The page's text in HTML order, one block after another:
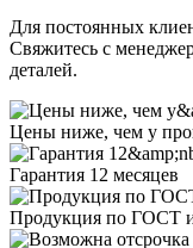
Для постоянных
Свяжитесь с
деталей.
Цены ниже, чем у
Гарантия 12 месяцев
Продукция по ГОСТ